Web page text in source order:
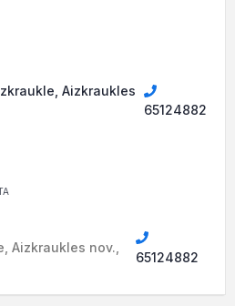
Aizkraukles
65124882
Aizkraukles nov.,
65124882